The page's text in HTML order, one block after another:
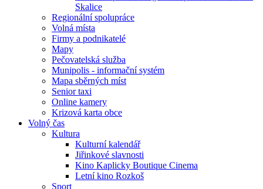
Skalice
Regionální spolupráce
Volná místa
Firmy a podnikatelé
Mapy
Pečovatelská služba
Munipolis - informační systém
Mapa sběrných míst
Senior taxi
Online kamery
Krizová karta obce
Volný čas
Kultura
Kulturní kalendář
Jiřinkové slavnosti
Kino Kaplicky Boutique Cinema
Letní kino Rozkoš
Sport